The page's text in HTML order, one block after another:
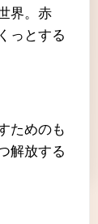
界。赤
っとする
ためのも
解放する